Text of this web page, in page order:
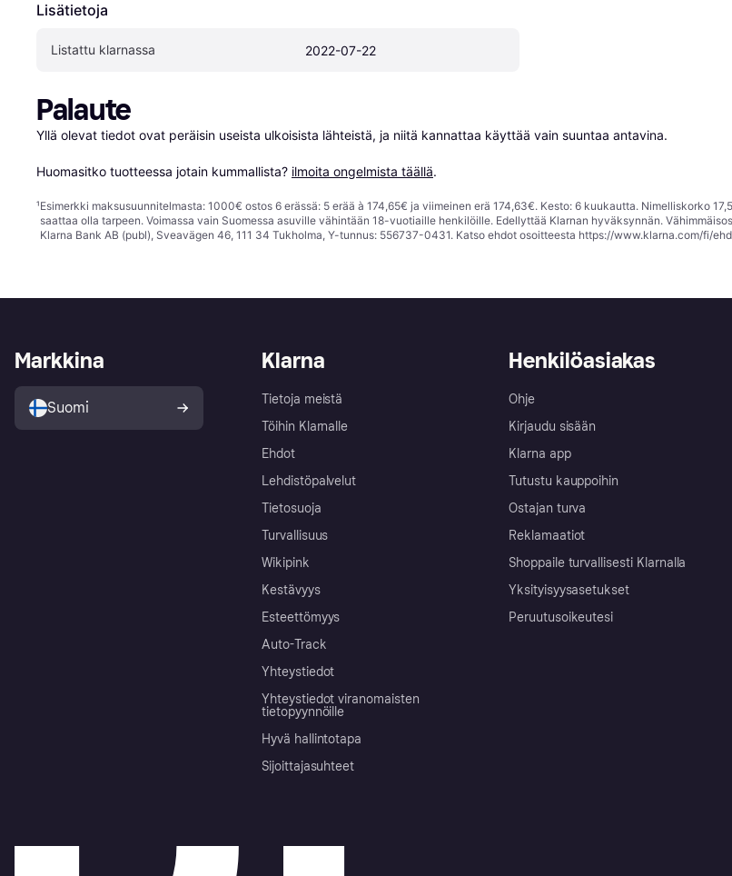
Lisätietoja
Listattu klarnassa 2022-07-22
Palaute
Yllä olevat tiedot ovat peräisin useista ulkoisista lähteistä, ja niitä kannattaa käyttää vain suuntaa antavina.
Huomasitko tuotteessa jotain kummallista? ilmoita ongelmista täällä.
¹Esimerkki maksusuunnitelmasta: 1000€ ostos 6 erässä: 5 erää à 174,65€ ja viimeinen erä 174,63€. Kesto: 6 kuukautta. Nimelliskorko
saattaa olla tarpeen. Voimassa vain Suomessa asuville vähintään 18-vuotiaille henkilöille. Edellyttää Klarnan hyväksynnän.
Klarna Bank AB (publ), Sveavägen 46, 111 34 Tukholma, Y-tunnus: 556737-0431. Katso ehdot osoitteesta https://www.klarna.com/fi/
Klarna
Tietoja meistä
Töihin Klarnalle
Ehdot
Lehdistöpalvelut
Tietosuoja
Turvallisuus
Wikipink
Kestävyys
Esteettömyys
Auto-Track
Yhteystiedot
Yhteystiedot viranomaisten
tietopyynnöille
Hyvä hallintotapa
Sijoittajasuhteet
Henkilöasiakas
Ohje
Kirjaudu sisään
Klarna app
Tutustu kauppoihin
Ostajan turva
Reklamaatiot
Shoppaile turvallisesti Klarnalla
Yksityisyysasetukset
Peruutusoikeutesi
Markkina
Suomi